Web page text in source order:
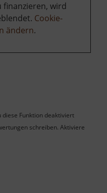
finanzieren, wird
Cookie-
ändern.
diese Funktion deaktiviert
schreiben. Aktiviere